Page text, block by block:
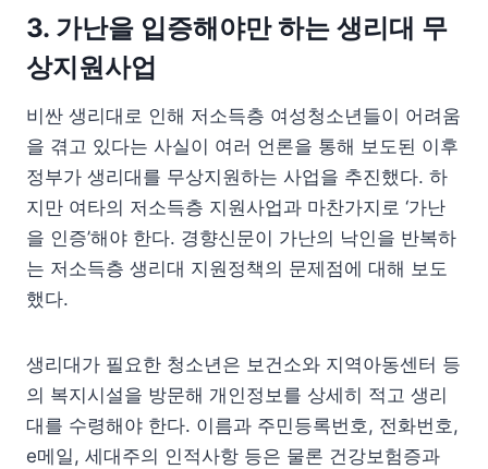
3. 가난을 입증해야만 하는 생리대 무
상지원사업
비싼 생리대로 인해 저소득층 여성청소년들이 어려움
을 겪고 있다는 사실이 여러 언론을 통해 보도된 이후
정부가 생리대를 무상지원하는 사업을 추진했다. 하
지만 여타의 저소득층 지원사업과 마찬가지로 ‘가난
을 인증’해야 한다. 경향신문이 가난의 낙인을 반복하
는 저소득층 생리대 지원정책의 문제점에 대해 보도
했다.
생리대가 필요한 청소년은 보건소와 지역아동센터 등
의 복지시설을 방문해 개인정보를 상세히 적고 생리
대를 수령해야 한다. 이름과 주민등록번호, 전화번호,
e메일, 세대주의 인적사항 등은 물론 건강보험증과